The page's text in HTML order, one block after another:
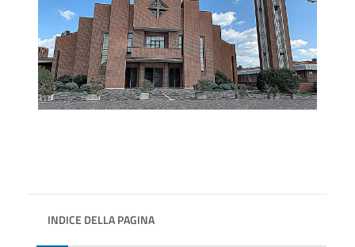
INDICE DELLA PAGINA